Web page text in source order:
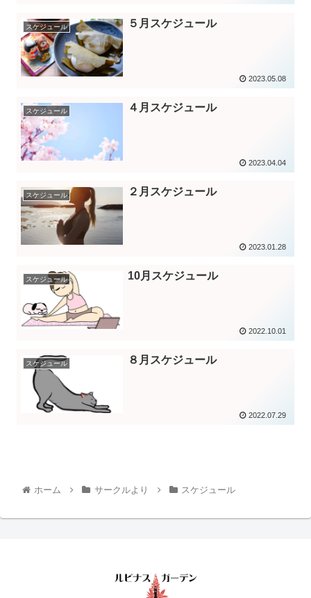
スケジュール ５月スケジュール
2023.05.08
スケジュール ４月スケジュール
2023.04.04
スケジュール ２月スケジュール
2023.01.28
スケジュール 10月スケジュール
2022.10.01
スケジュール ８月スケジュール
2022.07.29
ホーム サークルより スケジュール